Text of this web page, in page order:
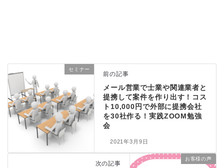
セミナー
前の記事
メール営業で士業や関連業者と
提携して案件を作り出す！コス
ト10,000円で外部に提携会社
を30社作る！実践ZOOM勉強
会
2021年3月9日
お客様の声
次の記事